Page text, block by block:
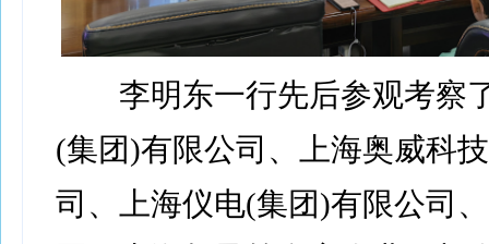
李明东一行先后参观考察
(集团)有限公司、上海奥威科
司、上海仪电(集团)有限公司